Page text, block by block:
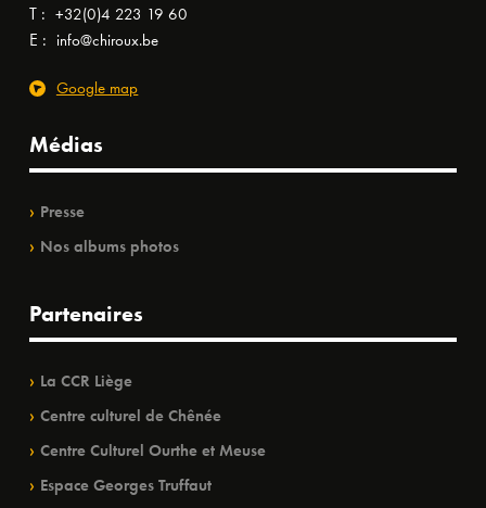
T : +32(0)4 223 19 60
E : info@chiroux.be
Google map
Médias
Presse
Nos albums photos
Partenaires
La CCR Liège
Centre culturel de Chênée
Centre Culturel Ourthe et Meuse
Espace Georges Truffaut